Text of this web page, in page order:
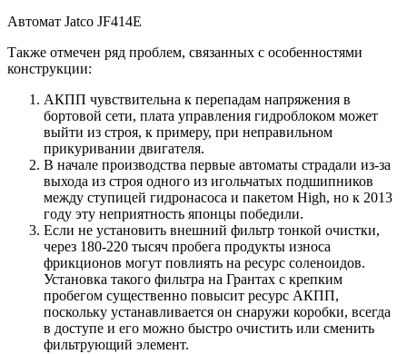
Автомат Jatco JF414E
Также отмечен ряд проблем, связанных с особенностями
конструкции:
АКПП чувствительна к перепадам напряжения в
бортовой сети, плата управления гидроблоком может
выйти из строя, к примеру, при неправильном
прикуривании двигателя.
В начале производства первые автоматы страдали из-за
выхода из строя одного из игольчатых подшипников
между ступицей гидронасоса и пакетом High, но к 2013
году эту неприятность японцы победили.
Если не установить внешний фильтр тонкой очистки,
через 180-220 тысяч пробега продукты износа
фрикционов могут повлиять на ресурс соленоидов.
Установка такого фильтра на Грантах с крепким
пробегом существенно повысит ресурс АКПП,
поскольку устанавливается он снаружи коробки, всегда
в доступе и его можно быстро очистить или сменить
фильтрующий элемент.